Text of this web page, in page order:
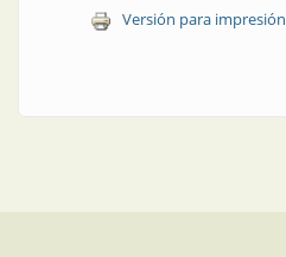
Versión para impresión